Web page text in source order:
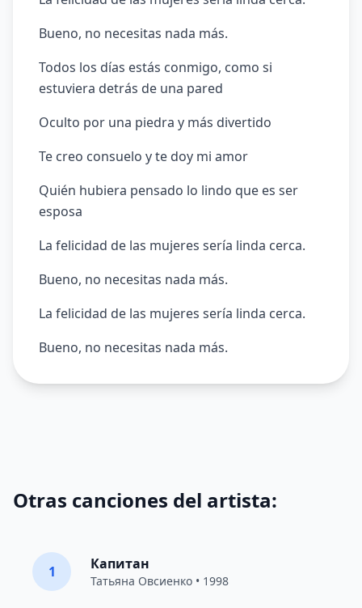
Bueno, no necesitas nada más.
Todos los días estás conmigo, como si
estuviera detrás de una pared
Oculto por una piedra y más divertido
Te creo consuelo y te doy mi amor
Quién hubiera pensado lo lindo que es ser
esposa
La felicidad de las mujeres sería linda cerca.
Bueno, no necesitas nada más.
La felicidad de las mujeres sería linda cerca.
Bueno, no necesitas nada más.
Otras canciones del artista:
1 Капитан
Татьяна Овсиенко • 1998